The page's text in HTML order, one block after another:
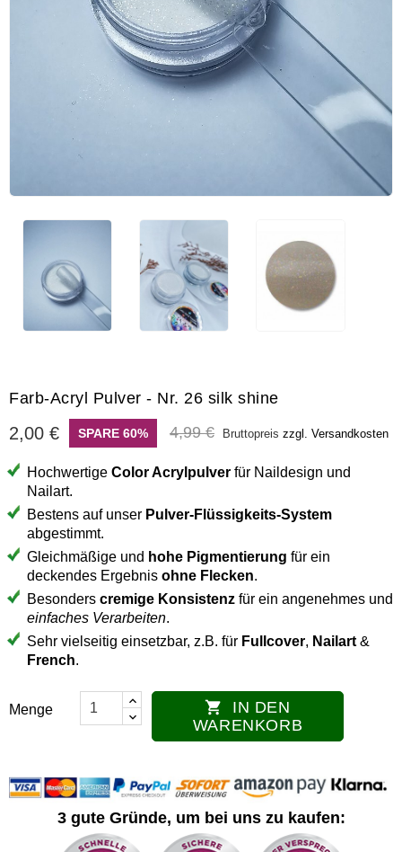
Farb-Acryl Pulver - Nr. 26 silk shine
2,00 € SPARE 60% 4,99 € Bruttopreis zzgl. Versandkosten
Hochwertige Color Acrylpulver für Naildesign und
Nailart.
Bestens auf unser Pulver-Flüssigkeits-System
abgestimmt.
Gleichmäßige und hohe Pigmentierung für ein
deckendes Ergebnis ohne Flecken.
Besonders cremige Konsistenz für ein angenehmes und
einfaches Verarbeiten.
Sehr vielseitig einsetzbar, z.B. für Fullcover, Nailart &
French.
Menge 
WARENKORB
3 gute Gründe, um bei uns zu kaufen: